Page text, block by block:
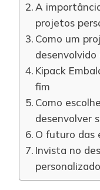
A
projetos
Como um
Kipack
fim
Como
desenvolver
O futuro das
Invista no